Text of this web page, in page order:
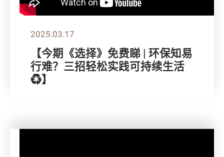
2025.03.17
【今期《选择》免费睇 | 环保知易
行难？三招轻松实践可持续生活
♻️】